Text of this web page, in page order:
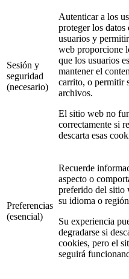
Sesión y
seguridad
(necesario)
Autenticar a los
proteger los datos
usuarios y
web proporcione
que los usuarios
mantener el
carrito, o permitir
archivos.
El sitio web no
correctamente si
descarta esas
Preferencias
(esencial)
Recuerde
aspecto o
preferido del sitio
su idioma o
Su experiencia
degradarse si
cookies, pero el
seguirá